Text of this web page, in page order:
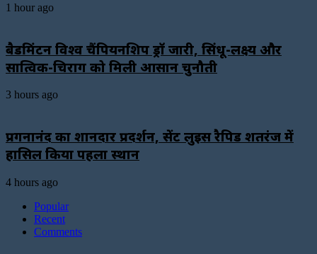
1 hour ago
बैडमिंटन विश्व चैंपियनशिप ड्रॉ जारी, सिंधू-लक्ष्य और
सात्विक-चिराग को मिली आसान चुनौती
3 hours ago
प्रगनानंद का शानदार प्रदर्शन, सेंट लुइस रैपिड शतरंज में
हासिल किया पहला स्थान
4 hours ago
Popular
Recent
Comments